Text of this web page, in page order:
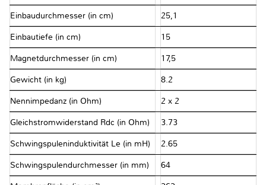
Einbaudurchmesser (in cm) 25,1
Einbautiefe (in cm) 15
Magnetdurchmesser (in cm) 17,5
Gewicht (in kg) 8.2
Nennimpedanz (in Ohm) 2 x 2
Gleichstromwiderstand Rdc (in Ohm) 3.73
Schwingspuleninduktivität Le (in mH) 2.65
Schwingspulendurchmesser (in mm) 64